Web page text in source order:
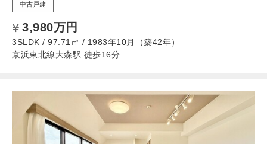
中古戸建
3,980万円
3SLDK / 97.71㎡ / 1983年10月（築42年）
京浜東北線大森駅 徒歩16分